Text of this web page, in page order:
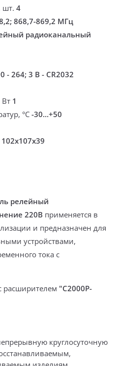
шт. 4
868,7-869,2 МГц
радиоканальный
- 264; 3 В - CR2032
1
°С -30...+50
102х107х39
релейный
220В применяется в
и предназначен для
устройствами,
тока с
расширителем "С2000Р-
круглосуточную